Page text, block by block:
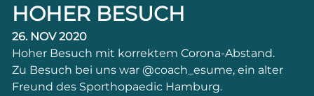
HOHER BESUCH
26. NOV 2020
Hoher Besuch mit korrektem Corona-Abstand.
Zu Besuch bei uns war @coach_esume, ein alter
Freund des Sporthopaedic Hamburg.